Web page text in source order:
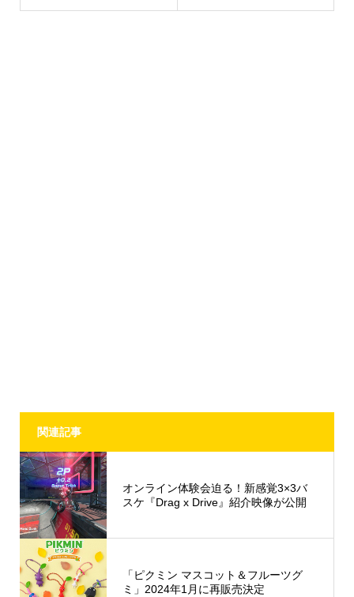
関連記事
オンライン体験会迫る！新感覚3×3バ
スケ『Drag x Drive』紹介映像が公開
「ピクミン マスコット＆フルーツグ
ミ」2024年1月に再販売決定